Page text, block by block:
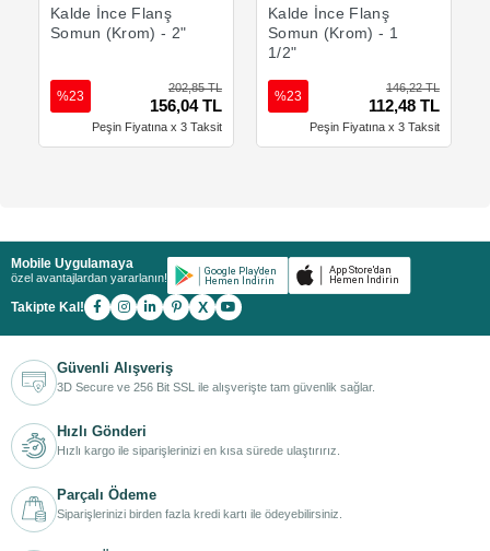
Kalde İnce Flanş
Somun (Krom) - 2"
202,85 TL
156,04 TL
%23
Peşin Fiyatına x 3 Taksit
Kalde İnce Flanş
Somun (Krom) - 1
1/2"
146,22 TL
112,48 TL
%23
Peşin Fiyatına x 3 Taksit
Mobile Uygulamaya
özel avantajlardan yararlanın!
Takipte Kal! X
Güvenli Alışveriş
3D Secure ve 256 Bit SSL ile alışverişte tam güvenlik sağlar.
Hızlı Gönderi
Hızlı kargo ile siparişlerinizi en kısa sürede ulaştırırız.
Parçalı Ödeme
Siparişlerinizi birden fazla kredi kartı ile ödeyebilirsiniz.